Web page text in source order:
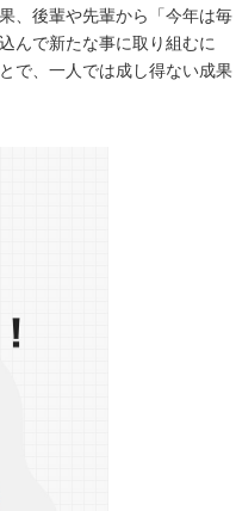
、後輩や先輩から「今年は毎
んで新たな事に取り組むに
で、一人では成し得ない成果